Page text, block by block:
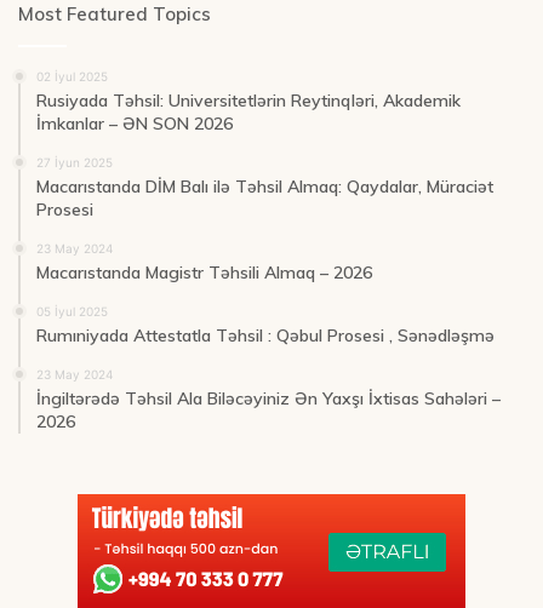
Most Featured Topics
02 İyul 2025
Rusiyada Təhsil: Universitetlərin Reytinqləri, Akademik
İmkanlar – ƏN SON 2026
27 İyun 2025
Macarıstanda DİM Balı ilə Təhsil Almaq: Qaydalar, Müraciət
Prosesi
23 May 2024
Macarıstanda Magistr Təhsili Almaq – 2026
05 İyul 2025
Rumıniyada Attestatla Təhsil : Qəbul Prosesi , Sənədləşmə
23 May 2024
İngiltərədə Təhsil Ala Biləcəyiniz Ən Yaxşı İxtisas Sahələri –
2026